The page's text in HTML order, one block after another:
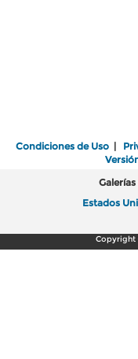
Condiciones de Uso |
Estados
Copyright